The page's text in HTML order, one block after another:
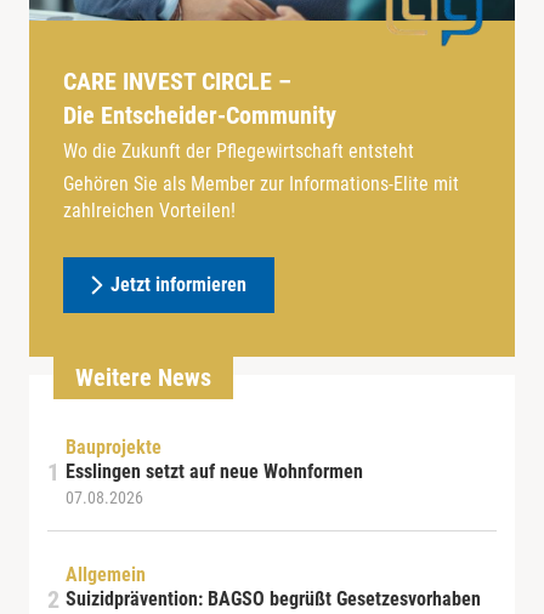
CARE INVEST CIRCLE –
Die Entscheider-Community
Wo die Zukunft der Pflegewirtschaft entsteht
Gehören Sie als Member zur Informations-Elite mit
zahlreichen Vorteilen!
Jetzt informieren
Weitere News
Bauprojekte
Esslingen setzt auf neue Wohnformen
07.08.2026
Allgemein
Suizidprävention: BAGSO begrüßt Gesetzesvorhaben